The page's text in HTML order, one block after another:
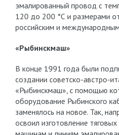
эмалированный провод с
120 до 200 °С и размерами
российским и
«Рыбинскмаш»
В конце 1991 года были
создании советско-австро-
«Рыбинскмаш», с помощью
оборудование Рыбинского
заменялось на новое. Так,
освоил изготовление